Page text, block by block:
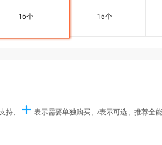
15个 15个
15个
持、 表示需要单独购买、/表示可选、推荐全